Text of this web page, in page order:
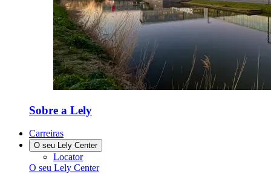
Sobre a Lely
Carreiras
O seu Lely Center
Locator
O seu Lely Center